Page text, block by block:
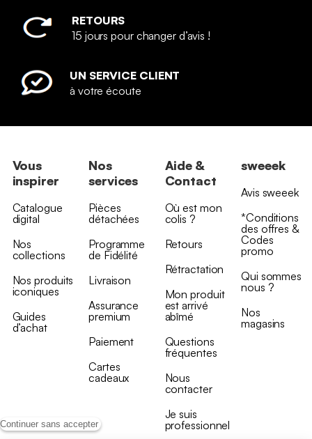
Continuer sans accepter
RETOURS
15 jours pour changer d’avis !
UN SERVICE CLIENT
à votre écoute
Vous
inspirer
Catalogue
digital
Nos
collections
Nos produits
iconiques
Guides
d’achat
Nos
services
Pièces
détachées
Programme
de Fidélité
Livraison
Assurance
premium
Paiement
Cartes
cadeaux
Aide &
Contact
Où est mon
colis ?
Retours
Rétractation
Mon produit
est arrivé
abîmé
Questions
fréquentes
Nous
contacter
Je suis
professionnel
sweeek
Avis sweeek
*Conditions
des offres &
Codes
promo
Qui sommes
nous ?
Nos
magasins